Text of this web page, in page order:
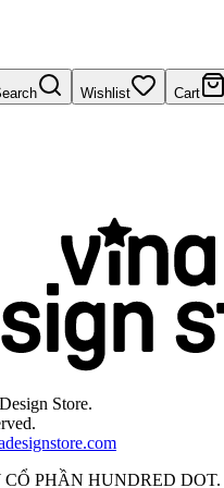
Wishlist Cart
Store.
CỔ PHẦN HUNDRED DOT.